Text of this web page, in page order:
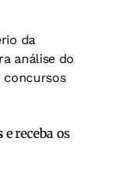
da
análise do
concursos
e receba os